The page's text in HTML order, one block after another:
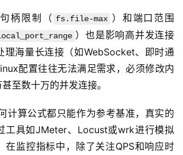
柄限制（ fs.file-max ）和端口范围
）也是影响高并发连接
理海量长连接（如WebSocket、即时通
配置往往无法满足需求，必须修改内
至数十万的并发连接。
计算公式都只能作为参考基准，真实的
工具如JMeter、Locust或wrk进行模拟
在监控指标中，除了关注QPS和响应时